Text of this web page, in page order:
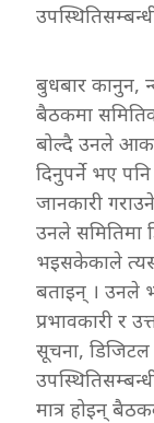
बुधबार कानुन,
बैठकमा
बोल्दै उनले
दिनुपर्ने भए
जानकारी
उनले समितिमा
भइसकेकाले
बताइन् । उनले
प्रभावकारी र
सूचना,
मात्र होइन्